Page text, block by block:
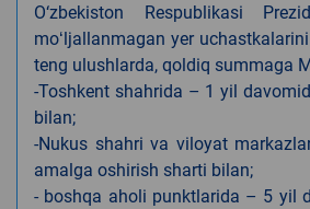
O‘zbekiston Respublikasi
moʻljallanmagan yer
teng ulushlarda, qoldiq summaga
-Toshkent shahrida – 1 yil
bilan;
-Nukus shahri va viloyat
amalga oshirish sharti bilan;
- boshqa aholi punktlarida – 5 yil